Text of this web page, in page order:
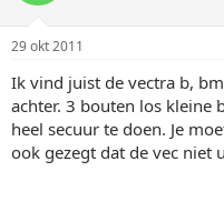
29 okt 2011
Ik vind juist de vectra b,
achter. 3 bouten los kleine
heel secuur te doen. Je
ook gezegt dat de vec niet